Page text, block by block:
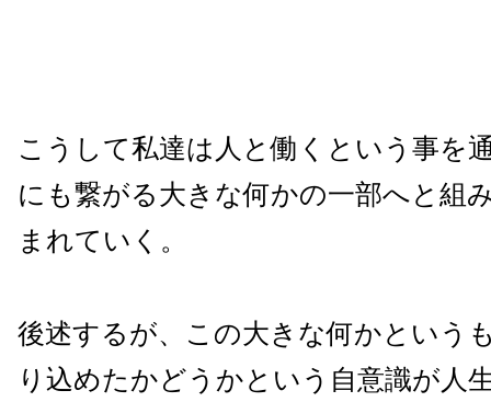
こうして私達は人と働くという事を
にも繋がる大きな何かの一部へと組
まれていく。
後述するが、この大きな何かという
り込めたかどうかという自意識が人